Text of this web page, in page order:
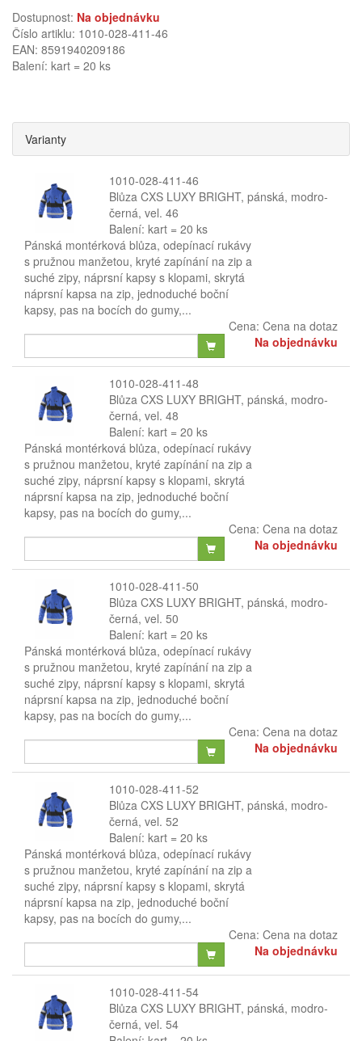
Dostupnost: Na objednávku
Číslo artiklu: 1010-028-411-46
EAN: 8591940209186
Balení: kart = 20 ks
Varianty
1010-028-411-46
Blůza CXS LUXY BRIGHT, pánská, modro-
černá, vel. 46
Balení: kart = 20 ks
Pánská montérková blůza, odepínací rukávy
s pružnou manžetou, kryté zapínání na zip a
suché zipy, náprsní kapsy s klopami, skrytá
náprsní kapsa na zip, jednoduché boční
kapsy, pas na bocích do gumy,...
Cena: Cena na dotaz
Na objednávku
1010-028-411-48
Blůza CXS LUXY BRIGHT, pánská, modro-
černá, vel. 48
Balení: kart = 20 ks
Pánská montérková blůza, odepínací rukávy
s pružnou manžetou, kryté zapínání na zip a
suché zipy, náprsní kapsy s klopami, skrytá
náprsní kapsa na zip, jednoduché boční
kapsy, pas na bocích do gumy,...
Cena: Cena na dotaz
Na objednávku
1010-028-411-50
Blůza CXS LUXY BRIGHT, pánská, modro-
černá, vel. 50
Balení: kart = 20 ks
Pánská montérková blůza, odepínací rukávy
s pružnou manžetou, kryté zapínání na zip a
suché zipy, náprsní kapsy s klopami, skrytá
náprsní kapsa na zip, jednoduché boční
kapsy, pas na bocích do gumy,...
Cena: Cena na dotaz
Na objednávku
1010-028-411-52
Blůza CXS LUXY BRIGHT, pánská, modro-
černá, vel. 52
Balení: kart = 20 ks
Pánská montérková blůza, odepínací rukávy
s pružnou manžetou, kryté zapínání na zip a
suché zipy, náprsní kapsy s klopami, skrytá
náprsní kapsa na zip, jednoduché boční
kapsy, pas na bocích do gumy,...
Cena: Cena na dotaz
Na objednávku
1010-028-411-54
Blůza CXS LUXY BRIGHT, pánská, modro-
černá, vel. 54